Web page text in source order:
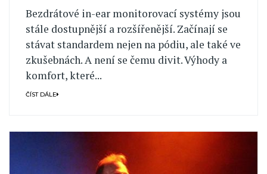
Bezdrátové in-ear monitorovací systémy jsou
stále dostupnější a rozšířenější. Začínají se
stávat standardem nejen na pódiu, ale také ve
zkušebnách. A není se čemu divit. Výhody a
komfort, které...
ČÍST DÁLE